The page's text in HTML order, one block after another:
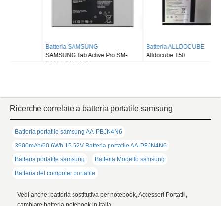
Batteria SAMSUNG
SAMSUNG Tab Active Pro SM-
T540/T545/T547
Batteria ALLDOCUBE
Alldocube T50
Ricerche correlate a batteria portatile samsung
Batteria portatile samsung AA-PBJN4N6
3900mAh/60.6Wh 15.52V Batteria portatile AA-PBJN4N6
Batteria portatile samsung
Batteria Modello samsung
Batteria del computer portatile
Vedi anche: batteria sostitutiva per notebook, Accessori Portatili,
cambiare batteria notebook in Italia